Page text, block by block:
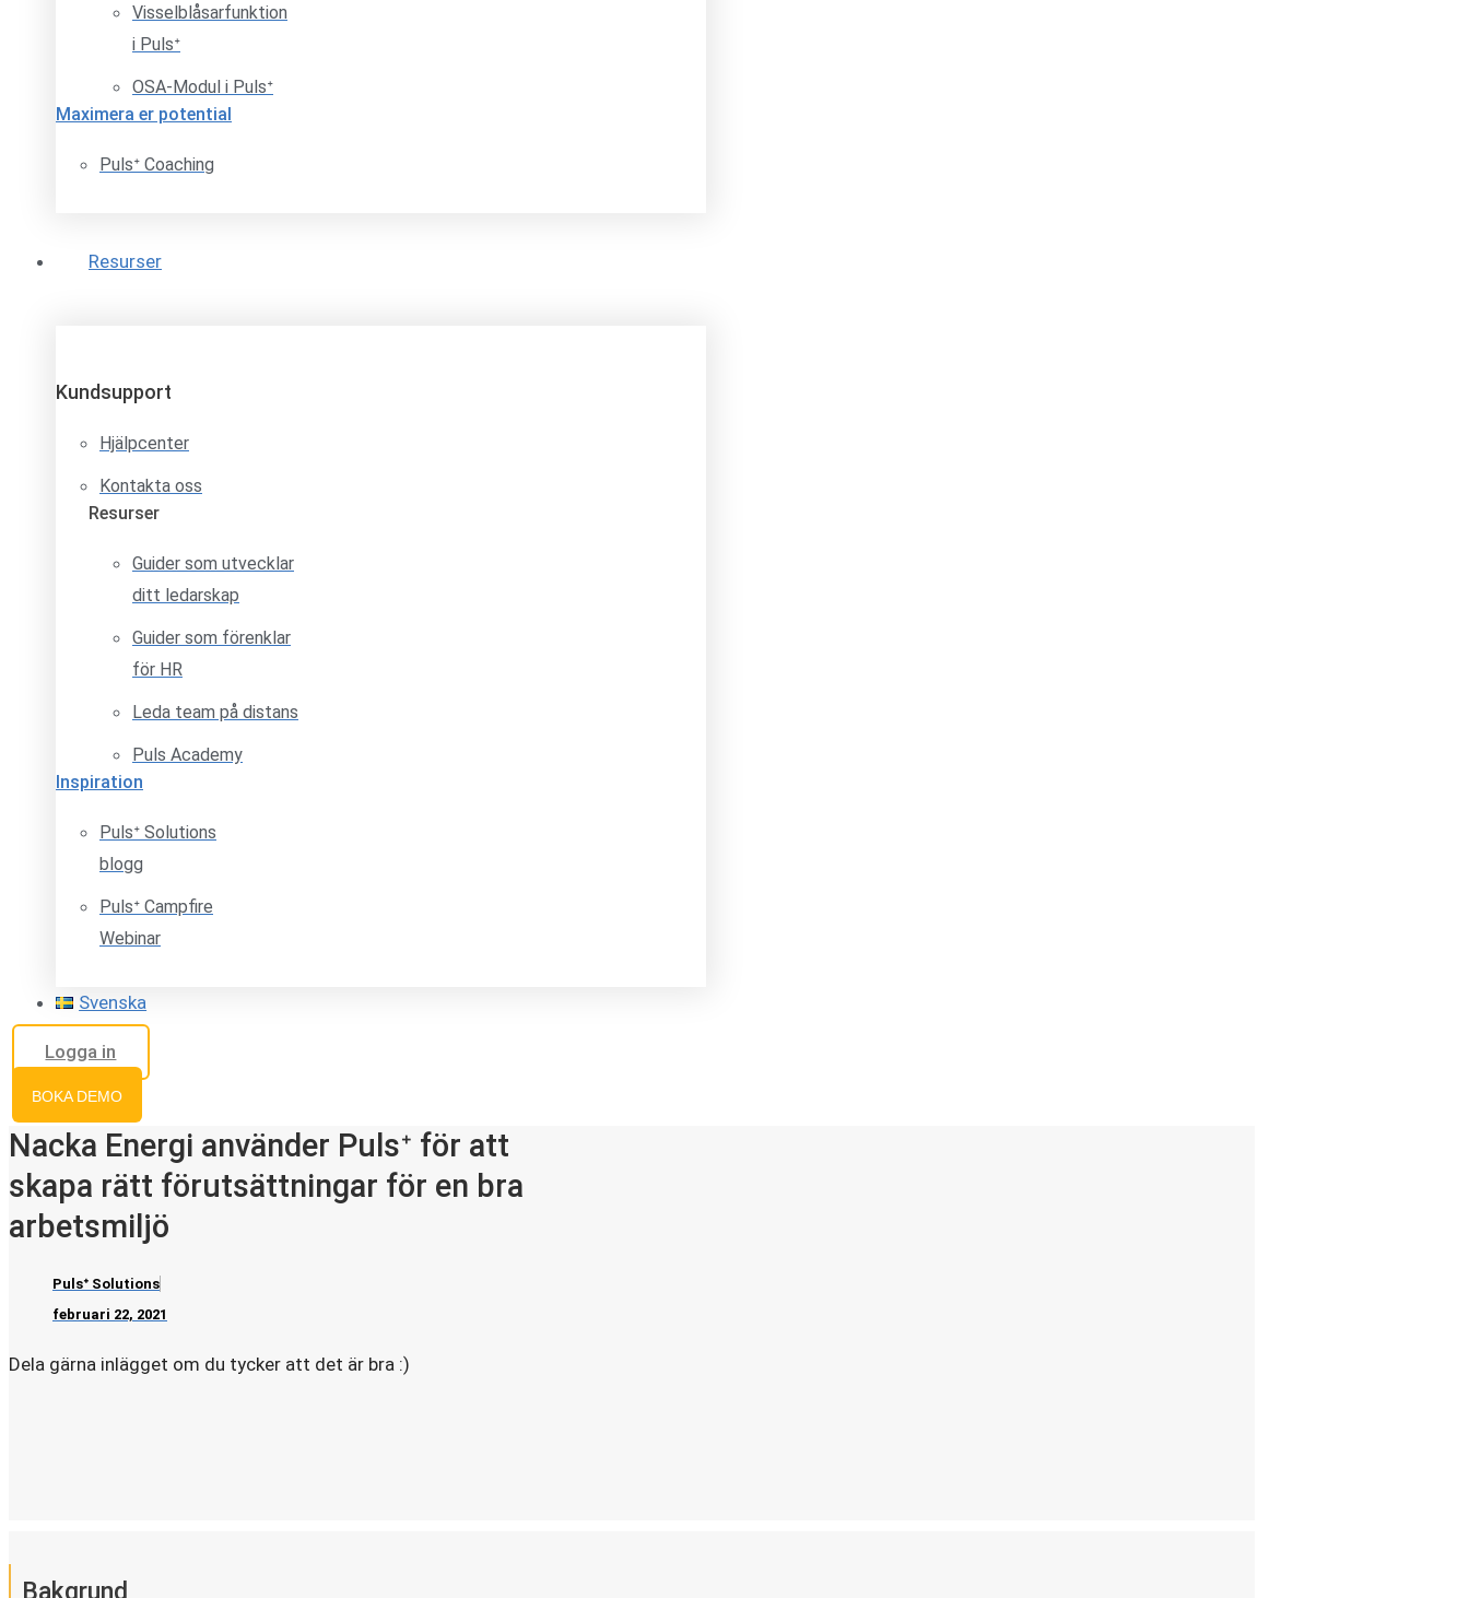
Visselblåsarfunktion
i Pulsᐩ
OSA-Modul i Pulsᐩ
Maximera er potential
Pulsᐩ Coaching
Resurser
Kundsupport
Hjälpcenter
Kontakta oss
Resurser
Guider som utvecklar
ditt ledarskap
Guider som förenklar
för HR
Leda team på distans
Puls Academy
Inspiration
Pulsᐩ Solutions
blogg
Pulsᐩ Campfire
Webinar
Svenska
Logga in
BOKA DEMO
Nacka Energi använder Pulsᐩ för att
skapa rätt förutsättningar för en bra
arbetsmiljö
Pulsᐩ Solutions
februari 22, 2021
Dela gärna inlägget om du tycker att det är bra :)